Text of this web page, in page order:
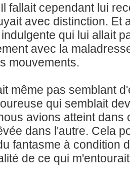
fallait cependant lui
avec distinction. Et
qui lui allait
avec la
mouvements.
même pas semblant
qui semblait
avions atteint dans
dans l'autre. Cela
fantasme à condition
de ce qui